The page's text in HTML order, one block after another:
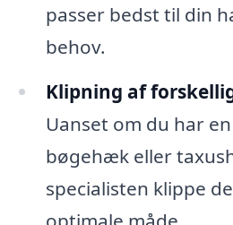
passer bedst til din
behov.
Klipning af
Uanset om du har
bøgehæk eller
specialisten klippe